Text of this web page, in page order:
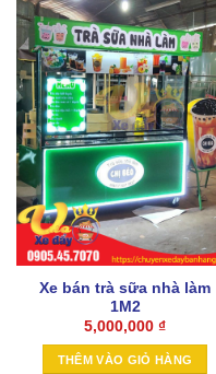
Xe bán trà sữa nhà làm
1M2
5,000,000 ₫
THÊM VÀO GIỎ HÀNG